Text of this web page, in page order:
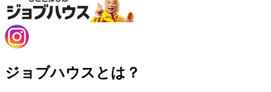
ジョブハウスとは？